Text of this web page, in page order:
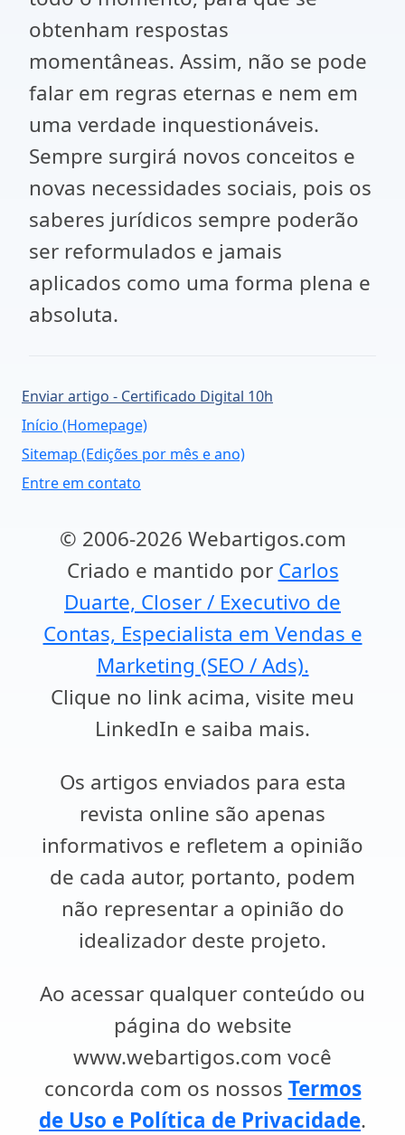
obtenham respostas
momentâneas. Assim, não se pode
falar em regras eternas e nem em
uma verdade inquestionáveis.
Sempre surgirá novos conceitos e
novas necessidades sociais, pois os
saberes jurídicos sempre poderão
ser reformulados e jamais
aplicados como uma forma plena e
absoluta.
Enviar artigo - Certificado Digital 10h
Início (Homepage)
Sitemap (Edições por mês e ano)
Entre em contato
© 2006-2026 Webartigos.com
Criado e mantido por Carlos
Duarte, Closer / Executivo de
Contas, Especialista em Vendas e
Marketing (SEO / Ads).
Clique no link acima, visite meu
LinkedIn e saiba mais.
Os artigos enviados para esta
revista online são apenas
informativos e refletem a opinião
de cada autor, portanto, podem
não representar a opinião do
idealizador deste projeto.
Ao acessar qualquer conteúdo ou
página do website
www.webartigos.com você
concorda com os nossos Termos
de Uso e Política de Privacidade.